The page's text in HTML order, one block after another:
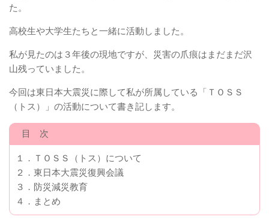
た。
高校生や大学生たちと一緒に活動しました。
私が見たのは３年後の現地ですが、災害の爪痕はまだまだ沢
山残っていました。
今回は東日本大震災に際して私が所属している「ＴＯＳＳ
（トス）」の活動について書き記します。
目 次
１．ＴＯＳＳ（トス）について
２．東日本大震災復興会議
３．防災減災教育
４．まとめ